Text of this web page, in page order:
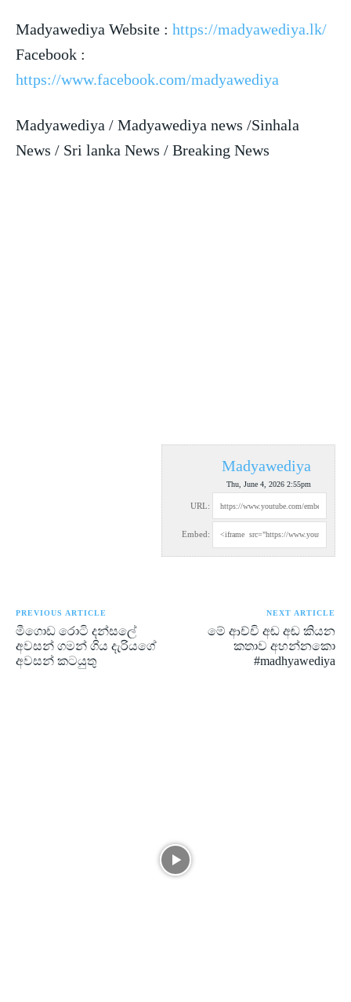
Madyawediya Website : https://madyawediya.lk/
Facebook :
https://www.facebook.com/madyawediya
Madyawediya / Madyawediya news /Sinhala
News / Sri lanka News / Breaking News
Madyawediya
Thu, June 4, 2026 2:55pm
URL:
Embed:
PREVIOUS ARTICLE
මීගොඩ රොටි දන්සලේ
අවසන් ගමන් ගිය දැරියගේ
අවසන් කටයුතු
NEXT ARTICLE
මේ ආච්චි අඬ අඬ කියන
කතාව අහන්නකො
#madhyawediya